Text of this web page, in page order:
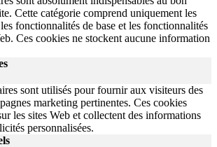
Cette catégorie comprend uniquement les
fonctionnalités de base et les fonctionnalités
Ces cookies ne stockent aucune information
sont utilisés pour fournir aux visiteurs des
marketing pertinentes. Ces cookies
les sites Web et collectent des informations
personnalisées.